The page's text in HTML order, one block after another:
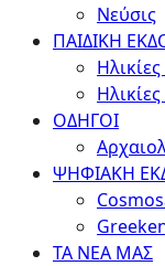
Νεύσις
ΠΑΙΔΙΚΗ
ΟΔΗΓΟΙ
ΨΗΦΙΑΚΗ
ΤΑ ΝΕΑ ΜΑΣ